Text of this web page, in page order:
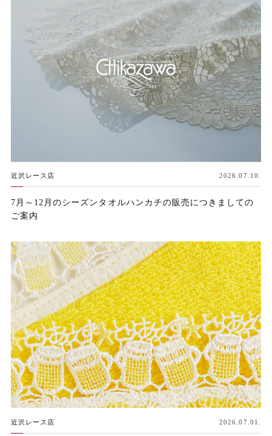
近沢レース店 2026.07.10.
7月～12月のシーズンタオルハンカチの販売につきましての
ご案内
近沢レース店 2026.07.01.